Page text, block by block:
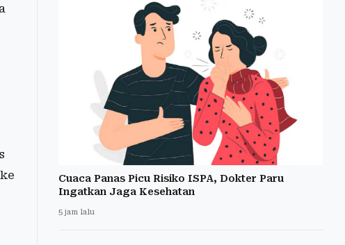
Cuaca Panas Picu Risiko ISPA, Dokter Paru
Ingatkan Jaga Kesehatan
5 jam lalu